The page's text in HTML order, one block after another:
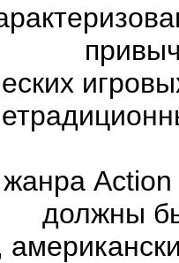
должны